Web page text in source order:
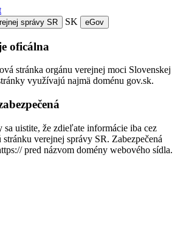
správy SR SK eGov
oficálna
stránka orgánu verejnej moci Slovenskej
využívajú najmä doménu gov.sk.
uistite, že zdieľate informácie iba cez
verejnej správy SR. Zabezpečená
pred názvom domény webového sídla.